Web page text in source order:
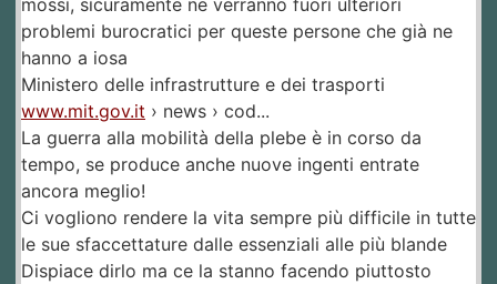
problemi burocratici per queste persone che già ne
hanno a iosa
Ministero delle infrastrutture e dei trasporti
www.mit.gov.it › news › cod...
La guerra alla mobilità della plebe è in corso da
tempo, se produce anche nuove ingenti entrate
ancora meglio!
Ci vogliono rendere la vita sempre più difficile in tutte
le sue sfaccettature dalle essenziali alle più blande
Dispiace dirlo ma ce la stanno facendo piuttosto